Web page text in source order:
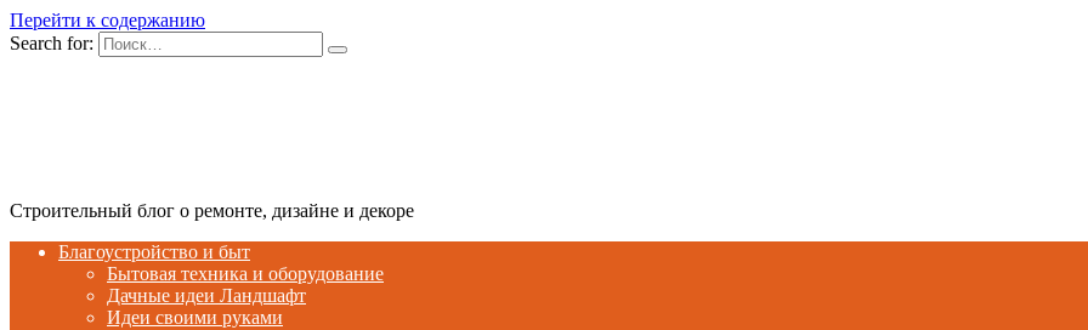
Перейти к содержанию
Search for:
Строительный блог о ремонте, дизайне и декоре
Благоустройство и быт
Бытовая техника и оборудование
Дачные идеи Ландшафт
Идеи своими руками